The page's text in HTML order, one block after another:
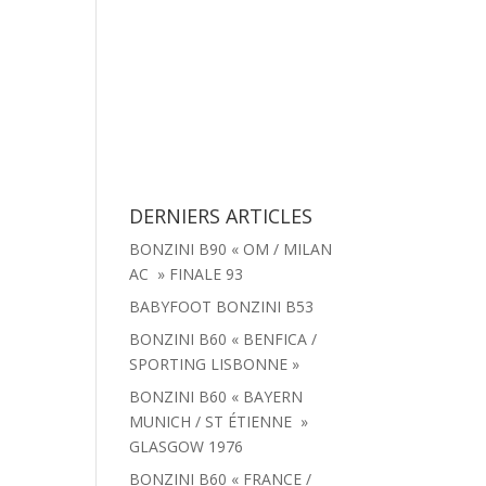
DERNIERS ARTICLES
BONZINI B90 « OM / MILAN
AC » FINALE 93
BABYFOOT BONZINI B53
BONZINI B60 « BENFICA /
SPORTING LISBONNE »
BONZINI B60 « BAYERN
MUNICH / ST ÉTIENNE »
GLASGOW 1976
BONZINI B60 « FRANCE /